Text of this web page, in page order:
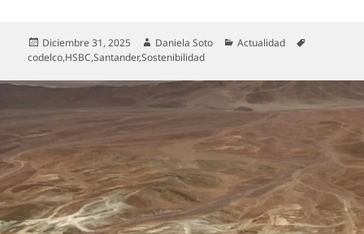
Publicado
el
Diciembre 31, 2025 Autor
Daniela Soto Categorías
Actualidad
codelco,HSBC,Santander,Sostenibilidad